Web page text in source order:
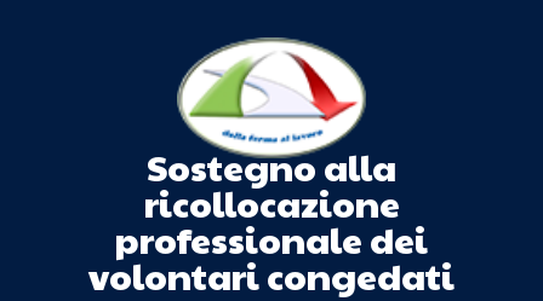
Sostegno alla
ricollocazione
professionale dei
volontari congedati